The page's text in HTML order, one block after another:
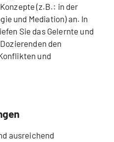
(z.B.: in der
und Mediation) an. In
Sie das Gelernte und
den
und
ausreichend